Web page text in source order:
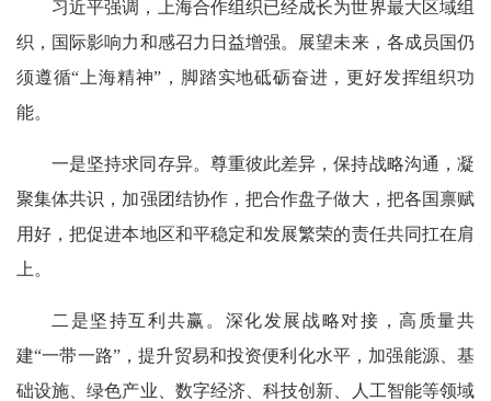
习近平强调，上海合作组织已经成长为世界最大区域组
织，国际影响力和感召力日益增强。展望未来，各成员国仍
须遵循“上海精神”，脚踏实地砥砺奋进，更好发挥组织功
能。
一是坚持求同存异。尊重彼此差异，保持战略沟通，凝
聚集体共识，加强团结协作，把合作盘子做大，把各国禀赋
用好，把促进本地区和平稳定和发展繁荣的责任共同扛在肩
上。
二是坚持互利共赢。深化发展战略对接，高质量共
建“一带一路”，提升贸易和投资便利化水平，加强能源、基
础设施、绿色产业、数字经济、科技创新、人工智能等领域